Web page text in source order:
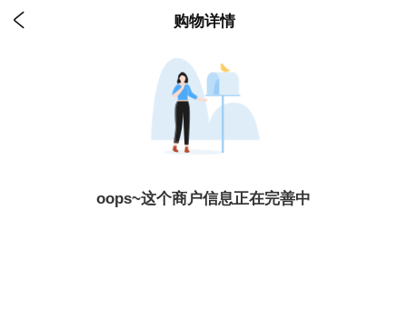
 购物详情
oops~这个商户信息正在完善中